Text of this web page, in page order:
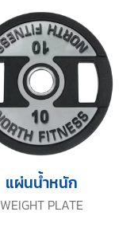
WEIGHT PLATE
แผ่นน้ำหนัก